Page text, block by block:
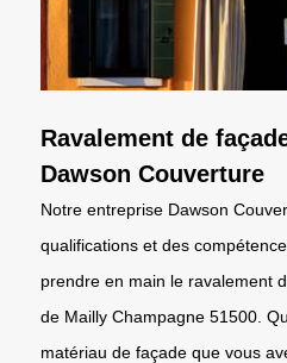
Ravalement de
Dawson Couverture
Notre entreprise Dawson
qualifications et des
prendre en main le ravalement
de Mailly Champagne 51500.
matériau de façade que vous